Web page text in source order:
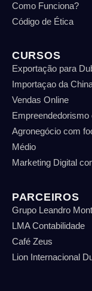
Como Funciona?
Código de Ética
CURSOS
Exportação para
Importaçao da
Vendas Online
Agronegócio com
Médio
Marketing Digital
PARCEIROS
Grupo Leandro
LMA Contabilidade
Café Zeus
Lion Internacional